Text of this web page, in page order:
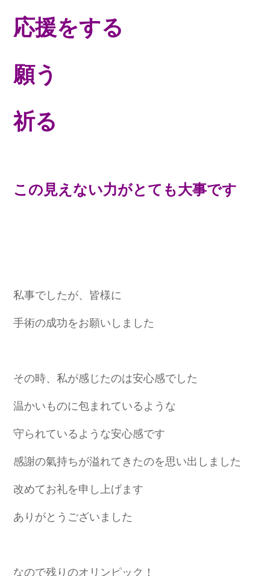
応援をする
願う
祈る
この見えない力がとても大事です
私事でしたが、皆様に
手術の成功をお願いしました
その時、私が感じたのは安心感でした
温かいものに包まれているような
守られているような安心感です
感謝の氣持ちが溢れてきたのを思い出しました
改めてお礼を申し上げます
ありがとうございました
なので残りのオリンピック！